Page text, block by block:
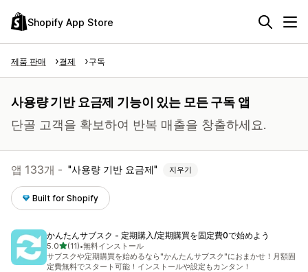
Shopify App Store
제품 판매 결제 구독
사용량 기반 요금제 기능이 있는 모든 구독 앱
단골 고객을 확보하여 반복 매출을 창출하세요.
앱 133개 - 사용량 기반 요금제 지우기
Built for Shopify
かんたんサブスク ‑ 定期購入/定期購買を固定費0で始めよう
5.0별 5개 중
(11)
총 리뷰 11개
•無料インストール
サブスクや定期購買を始めるなら"かんたんサブスク"におまかせ！月額固
定費無料でスタート可能！インストールや設定もカンタン！